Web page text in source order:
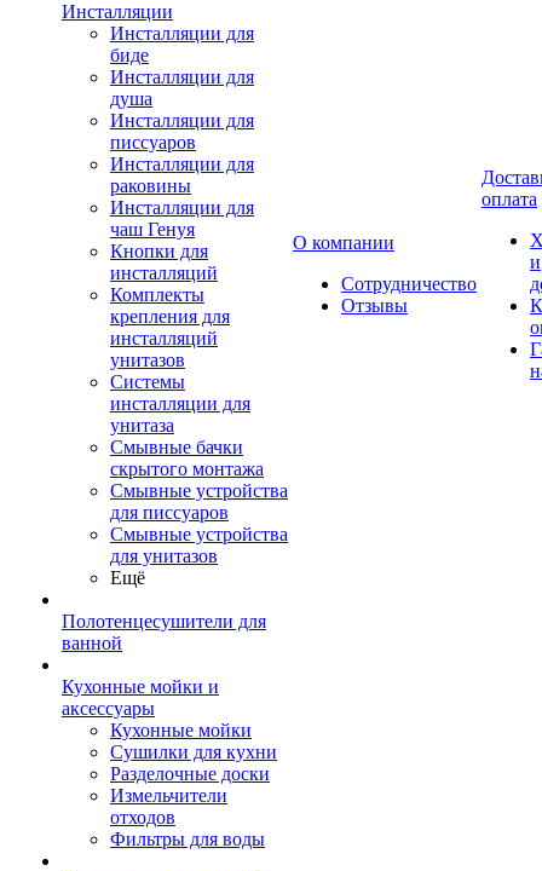
Инсталляции
Инсталляции для
биде
Инсталляции для
душа
Инсталляции для
писсуаров
Инсталляции для
раковины
Инсталляции для
чаш Генуя
Кнопки для
инсталляций
Комплекты
крепления для
инсталляций
унитазов
Системы
инсталляции для
унитаза
Смывные бачки
скрытого монтажа
Смывные устройства
для писсуаров
Смывные устройства
для унитазов
Ещё
Полотенцесушители для
ванной
Кухонные мойки и
аксессуары
Кухонные мойки
Сушилки для кухни
Разделочные доски
Измельчители
отходов
Фильтры для воды
О компании
Сотрудничество
Отзывы
оплата
и